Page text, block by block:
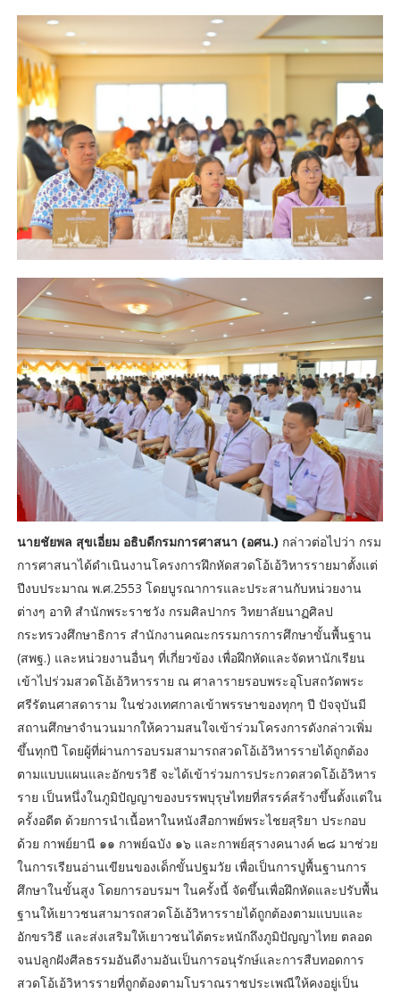
นายชัยพล สุขเอี่ยม อธิบดีกรมการศาสนา (อศน.) กล่าวต่อไปว่า กรม
การศาสนาได้ดำเนินงานโครงการฝึกหัดสวดโอ้เอ้วิหารรายมาตั้งแต่
ปีงบประมาณ พ.ศ.2553 โดยบูรณาการและประสานกับหน่วยงาน
ต่างๆ อาทิ สำนักพระราชวัง กรมศิลปากร วิทยาลัยนาฏศิลป
กระทรวงศึกษาธิการ สำนักงานคณะกรรมการการศึกษาขั้นพื้นฐาน
(สพฐ.) และหน่วยงานอื่นๆ ที่เกี่ยวข้อง เพื่อฝึกหัดและจัดหานักเรียน
เข้าไปร่วมสวดโอ้เอ้วิหารราย ณ ศาลารายรอบพระอุโบสถวัดพระ
ศรีรัตนศาสดาราม ในช่วงเทศกาลเข้าพรรษาของทุกๆ ปี ปัจจุบันมี
สถานศึกษาจำนวนมากให้ความสนใจเข้าร่วมโครงการดังกล่าวเพิ่ม
ขึ้นทุกปี โดยผู้ที่ผ่านการอบรมสามารถสวดโอ้เอ้วิหารรายได้ถูกต้อง
ตามแบบแผนและอักขรวิธี จะได้เข้าร่วมการประกวดสวดโอ้เอ้วิหาร
ราย เป็นหนึ่งในภูมิปัญญาของบรรพบุรุษไทยที่สรรค์สร้างขึ้นตั้งแต่ใน
ครั้งอดีต ด้วยการนำเนื้อหาในหนังสือกาพย์พระไชยสุริยา ประกอบ
ด้วย กาพย์ยานี ๑๑ กาพย์ฉบัง ๑๖ และกาพย์สุรางคนางค์ ๒๘ มาช่วย
ในการเรียนอ่านเขียนของเด็กขั้นปฐมวัย เพื่อเป็นการปูพื้นฐานการ
ศึกษาในขั้นสูง โดยการอบรมฯ ในครั้งนี้ จัดขึ้นเพื่อฝึกหัดและปรับพื้น
ฐานให้เยาวชนสามารถสวดโอ้เอ้วิหารรายได้ถูกต้องตามแบบและ
อักขรวิธี และส่งเสริมให้เยาวชนได้ตระหนักถึงภูมิปัญญาไทย ตลอด
จนปลูกฝังศีลธรรมอันดีงามอันเป็นการอนุรักษ์และการสืบทอดการ
สวดโอ้เอ้วิหารรายที่ถูกต้องตามโบราณราชประเพณีให้คงอยู่เป็น